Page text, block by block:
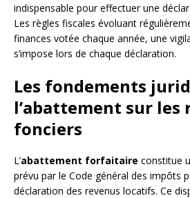
indispensable pour effectuer une
Les règles fiscales évoluant
finances votée chaque année, une
s’impose lors de chaque déclaration.
Les fondements
l’abattement sur les
fonciers
L’abattement forfaitaire constitue
prévu par le Code général des impôts
déclaration des revenus locatifs. Ce